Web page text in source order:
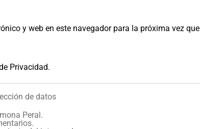
y web en este navegador para la próxima vez que
Privacidad.
de datos
Peral.